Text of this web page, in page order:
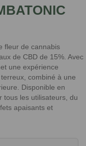
fleur de cannabis
de CBD de 15%. Avec
une expérience
combiné à une
Disponible en
tous les utilisateurs, du
apaisants et